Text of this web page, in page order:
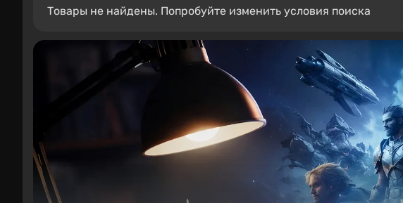
Товары не найдены. Попробуйте изменить условия поиска